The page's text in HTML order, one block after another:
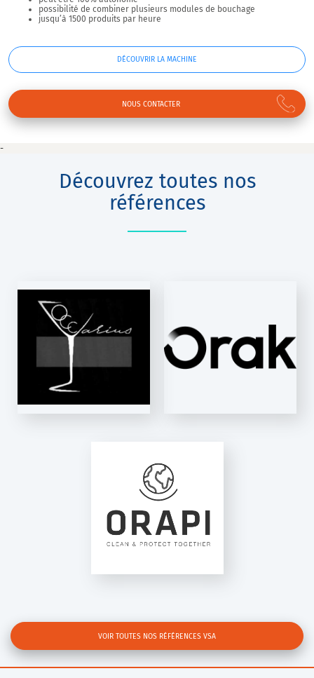
possibilité de combiner plusieurs modules de bouchage
jusqu’à 1500 produits par heure
DÉCOUVRIR LA MACHINE
NOUS CONTACTER
-
Découvrez toutes nos
références
VOIR TOUTES NOS RÉFÉRENCES VSA